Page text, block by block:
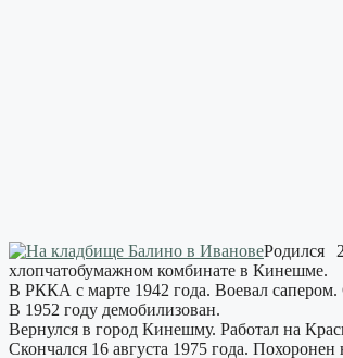
Родился
хлопчатобумажном комбинате в Кинешме.
В РККА с марте 1942 года. Воевал
В 1952 году демобилизован.
Вернулся в город Кинешму. Работал на
Скончался 16 августа 1975 года.